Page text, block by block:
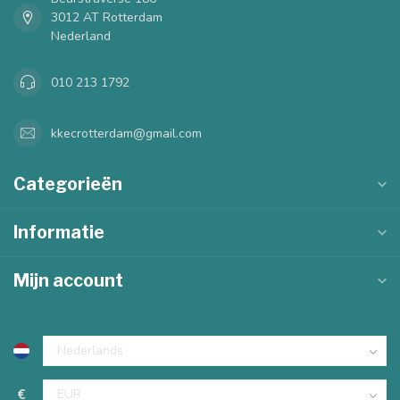
3012 AT Rotterdam
Nederland
010 213 1792
kkecrotterdam@gmail.com
Categorieën
Informatie
Mijn account
€